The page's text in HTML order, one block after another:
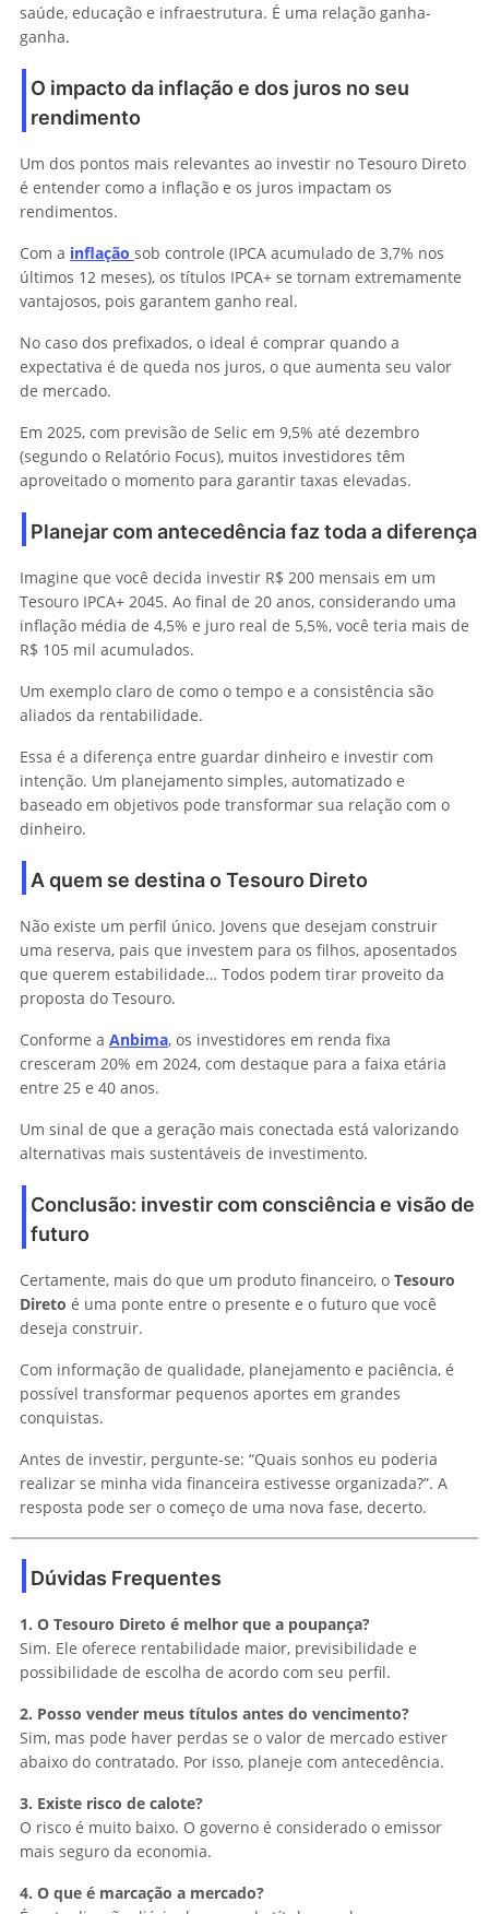
saúde, educação e infraestrutura. É uma relação ganha-
ganha.
O impacto da inflação e dos juros no seu
rendimento
Um dos pontos mais relevantes ao investir no Tesouro Direto
é entender como a inflação e os juros impactam os
rendimentos.
Com a inflação sob controle (IPCA acumulado de 3,7% nos
últimos 12 meses), os títulos IPCA+ se tornam extremamente
vantajosos, pois garantem ganho real.
No caso dos prefixados, o ideal é comprar quando a
expectativa é de queda nos juros, o que aumenta seu valor
de mercado.
Em 2025, com previsão de Selic em 9,5% até dezembro
(segundo o Relatório Focus), muitos investidores têm
aproveitado o momento para garantir taxas elevadas.
Planejar com antecedência faz toda a diferença
Imagine que você decida investir R$ 200 mensais em um
Tesouro IPCA+ 2045. Ao final de 20 anos, considerando uma
inflação média de 4,5% e juro real de 5,5%, você teria mais de
R$ 105 mil acumulados.
Um exemplo claro de como o tempo e a consistência são
aliados da rentabilidade.
Essa é a diferença entre guardar dinheiro e investir com
intenção. Um planejamento simples, automatizado e
baseado em objetivos pode transformar sua relação com o
dinheiro.
A quem se destina o Tesouro Direto
Não existe um perfil único. Jovens que desejam construir
uma reserva, pais que investem para os filhos, aposentados
que querem estabilidade… Todos podem tirar proveito da
proposta do Tesouro.
Conforme a Anbima, os investidores em renda fixa
cresceram 20% em 2024, com destaque para a faixa etária
entre 25 e 40 anos.
Um sinal de que a geração mais conectada está valorizando
alternativas mais sustentáveis de investimento.
Conclusão: investir com consciência e visão de
futuro
Certamente, mais do que um produto financeiro, o Tesouro
Direto é uma ponte entre o presente e o futuro que você
deseja construir.
Com informação de qualidade, planejamento e paciência, é
possível transformar pequenos aportes em grandes
conquistas.
Antes de investir, pergunte-se: “Quais sonhos eu poderia
realizar se minha vida financeira estivesse organizada?”. A
resposta pode ser o começo de uma nova fase, decerto.
Dúvidas Frequentes
1. O Tesouro Direto é melhor que a poupança?
Sim. Ele oferece rentabilidade maior, previsibilidade e
possibilidade de escolha de acordo com seu perfil.
2. Posso vender meus títulos antes do vencimento?
Sim, mas pode haver perdas se o valor de mercado estiver
abaixo do contratado. Por isso, planeje com antecedência.
3. Existe risco de calote?
O risco é muito baixo. O governo é considerado o emissor
mais seguro da economia.
4. O que é marcação a mercado?